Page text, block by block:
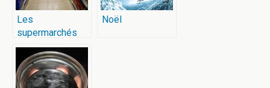
Les
supermarchés
Noël